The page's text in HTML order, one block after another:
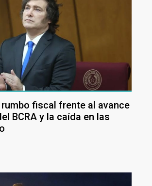
fiscal frente al avance
BCRA y la caída en las